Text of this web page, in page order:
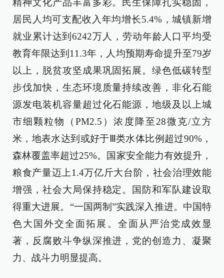
精神文化产品丰富多彩。民生保障扎实稳固，
居民人均可支配收入年均增长5.4%，城镇新增
就业累计达到6242万人，劳动年龄人口平均受
教育年限达到11.3年，人均预期寿命提升至79岁
以上，脱贫攻坚成果巩固拓展。绿色低碳转型
步伐加快，生态环境质量持续改善，非化石能
源发电装机容量超过化石能源，地级及以上城
市细颗粒物（PM2.5）浓度降至28微克/立方
米，地表水达到或好于Ⅲ类水体比例超过90%，
森林覆盖率超过25%。国家安全能力有效提升，
粮食产量迈上1.4万亿斤大台阶，社会治理效能
增强，社会大局保持稳定。国防和军队建设取
得重大进展。“一国两制”实践深入推进。中国特
色大国外交全面拓展。全面从严治党成效显
著，反腐败斗争纵深推进，党的创造力、凝聚
力、战斗力明显提高。